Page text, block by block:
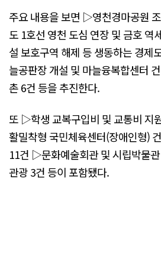
주요 내용을 보면 ▷영천경마공원
도 1호선 영천 도심 연장 및 금호 역
설 보호구역 해제 등 생동하는 경
늘공판장 개설 및 마늘융복합센터
촌 6건 등을 추진한다.
또 ▷학생 교복구입비 및 교통비 지
활밀착형 국민체육센터(장애인형)
11건 ▷문화예술회관 및 시립박물
관광 3건 등이 포함됐다.